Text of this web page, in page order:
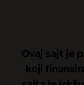
Ovaj sajt je
koji